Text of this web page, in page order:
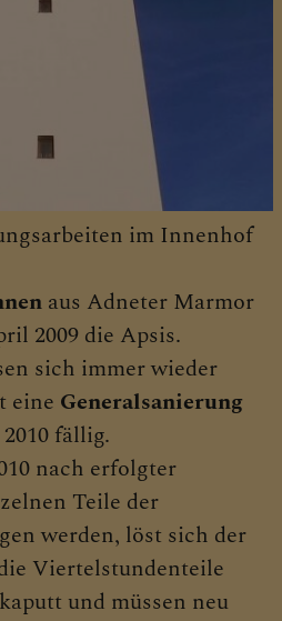
im Innenhof
aus Adneter Marmor
2009 die Apsis.
sich immer wieder
eine Generalsanierung
fällig.
nach erfolgter
Teile der
werden, löst sich der
Viertelstundenteile
und müssen neu